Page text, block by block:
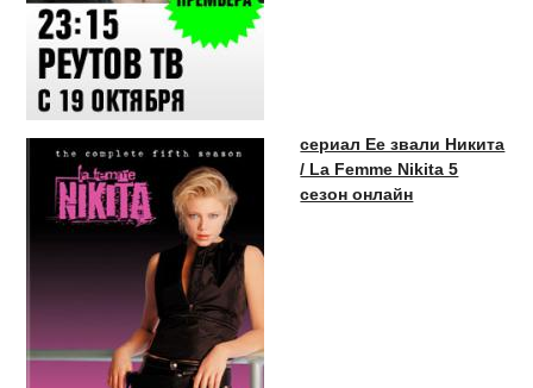
сериал Ее звали Никита
/ La Femme Nikita 5
сезон онлайн